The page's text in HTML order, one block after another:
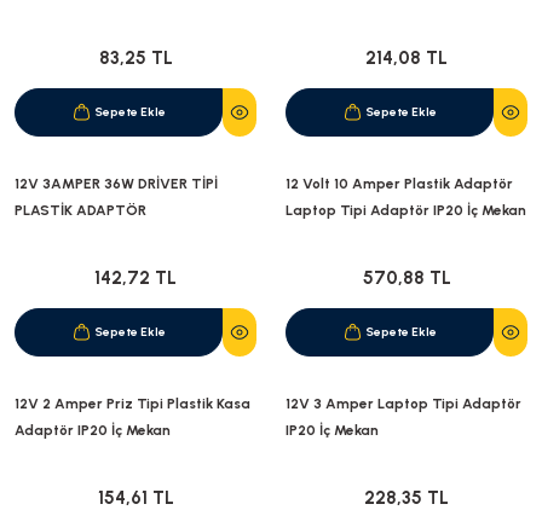
83,25 TL
Sepete Ekle
214,08 TL
Sepete Ekle
12V 3AMPER 36W DRİVER TİPİ
PLASTİK ADAPTÖR
142,72 TL
Sepete Ekle
12 Volt 10 Amper Plastik Adaptör
Laptop Tipi Adaptör IP20 İç Mekan
570,88 TL
Sepete Ekle
12V 2 Amper Priz Tipi Plastik Kasa
Adaptör IP20 İç Mekan
154,61 TL
12V 3 Amper Laptop Tipi Adaptör
IP20 İç Mekan
228,35 TL